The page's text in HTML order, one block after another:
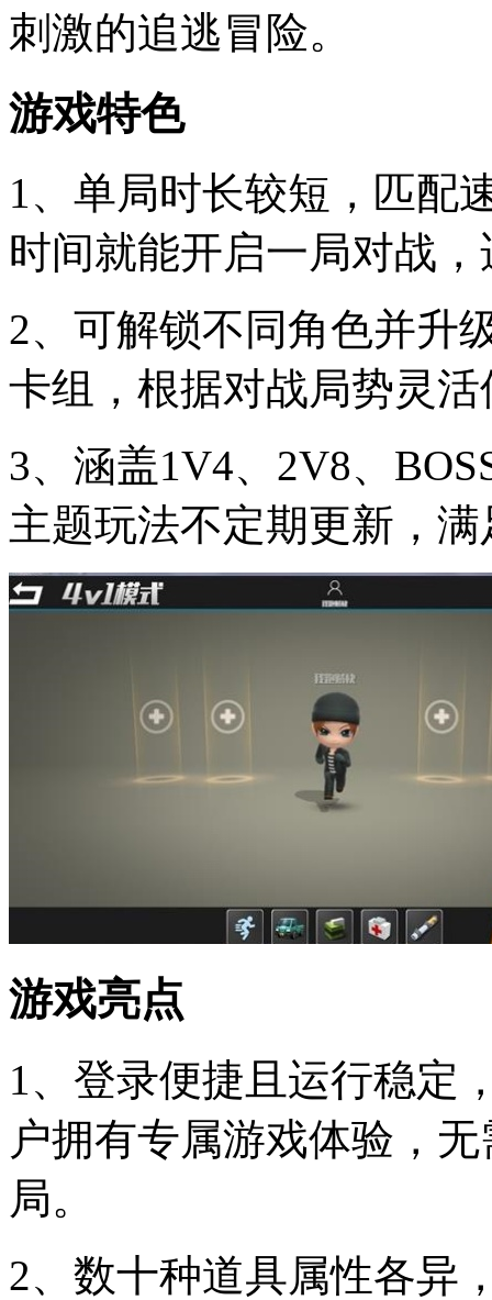
刺激的追逃冒险。
游戏特色
1、单局时长较短，匹配
时间就能开启一局对战
2、可解锁不同角色并升
卡组，根据对战局势灵
3、涵盖1V4、2V8、
主题玩法不定期更新，
游戏亮点
1、登录便捷且运行稳定
户拥有专属游戏体验，
局。
2、数十种道具属性各异